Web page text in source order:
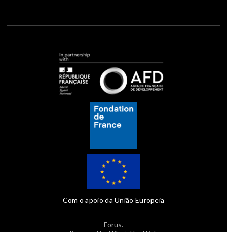
Com o apoio da União Europeia
Forus.